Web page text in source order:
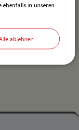
druckennach oben
ebenfalls in unseren
ablehnen